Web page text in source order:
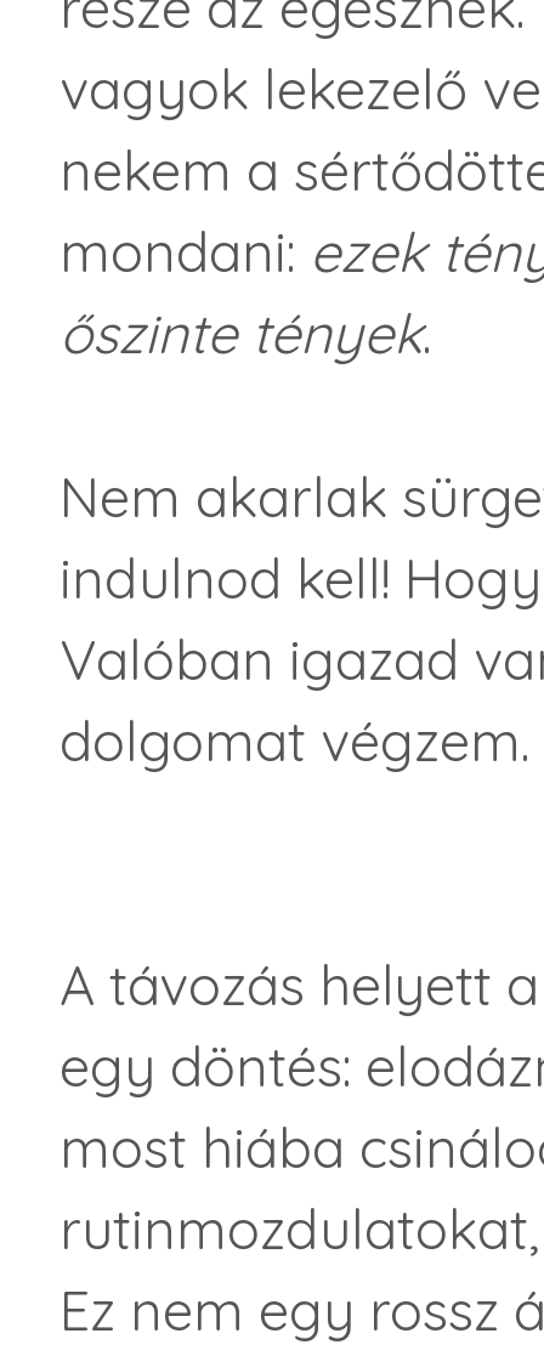
vagyok lekezelő
nekem a
mondani: ezek
őszinte tények.
Nem akarlak
indulnod kell!
Valóban igazad
dolgomat végzem.
A távozás helyett
egy döntés:
most hiába
Ez nem egy rossz